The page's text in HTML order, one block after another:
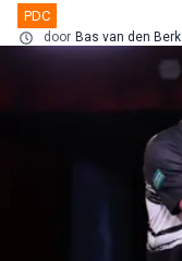
PDC
door Bas van den Berk